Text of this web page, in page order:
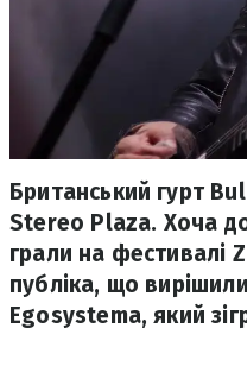
Британський гурт
Stereo Plaza. Хоча
грали на фестивалі
публіка, що
Egosystema, який